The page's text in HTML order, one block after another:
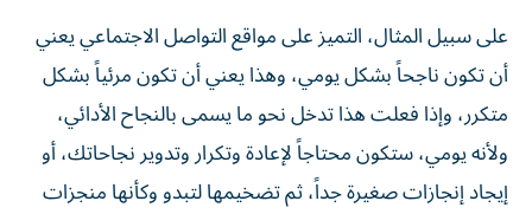
على سبيل المثال، التميز على مواقع التواصل الاجتماعي يعني
أن تكون ناجحاً بشكل يومي، وهذا يعني أن تكون مرئياً بشكل
متكرر، وإذا فعلت هذا تدخل نحو ما يسمى بالنجاح الأدائي،
ولأنه يومي، ستكون محتاجاً لإعادة وتكرار وتدوير نجاحاتك، أو
إيجاد إنجازات صغيرة جداً، ثم تضخيمها لتبدو وكأنها منجزات